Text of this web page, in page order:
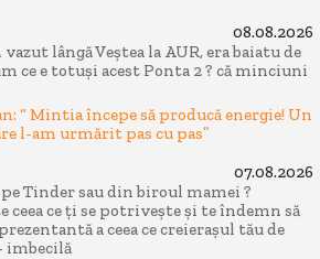
08.08.2026
lângă Veștea la AUR, era baiatu de
ce e totuși acest Ponta 2 ? că minciuni
“ Mintia începe să producă energie! Un
l-am urmărit pas cu pas”
07.08.2026
pe Tinder sau din biroul mamei ?
ceea ce ți se potrivește și te îndemn să
a ceea ce creierașul tău de
imbecilă